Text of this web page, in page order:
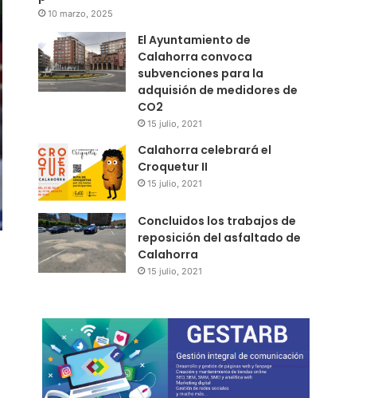
10 marzo, 2025
El Ayuntamiento de
Calahorra convoca
subvenciones para la
adquisión de medidores de
CO2
15 julio, 2021
Calahorra celebrará el
Croquetur II
15 julio, 2021
Concluidos los trabajos de
reposición del asfaltado de
Calahorra
15 julio, 2021